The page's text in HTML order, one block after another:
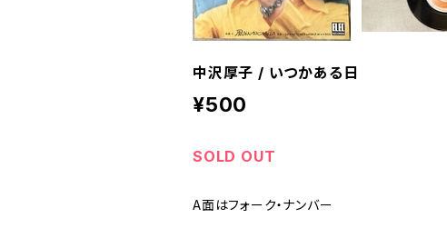
中沢厚子 / いつかある日
¥500
SOLD OUT
A面はフォーク・ナンバー